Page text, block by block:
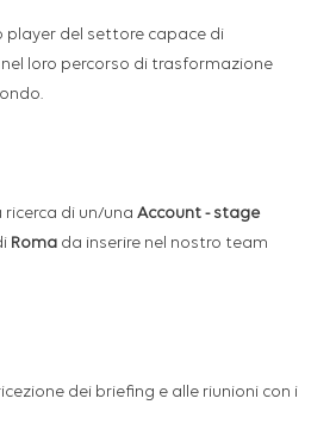
player del settore capace di
loro percorso di trasformazione
ricerca di un/una Account - stage
Roma da inserire nel nostro team
dei briefing e alle riunioni con i